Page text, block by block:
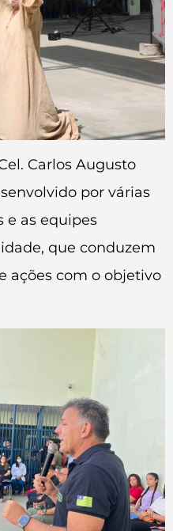
Carlos Augusto
por várias
e as equipes
que conduzem
ações com o objetivo